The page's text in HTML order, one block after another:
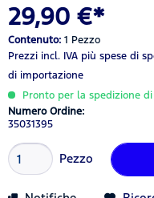
29,90 €*
Contenuto: 1 Pezzo
Prezzi incl. IVA più spese di
di importazione
Pronto per la spedizione
Numero Ordine:
35031395
Pezzo